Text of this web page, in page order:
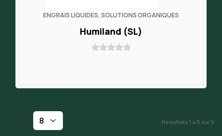
ENGRAIS LIQUIDES, SOLUTIONS ORGANIQUES
Humiland (SL)
Afficher # Résultats 1 à 5 sur 5